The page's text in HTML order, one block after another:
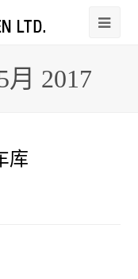
月 2017
库